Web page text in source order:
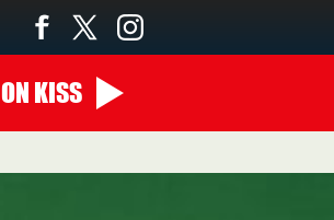
ON KISS